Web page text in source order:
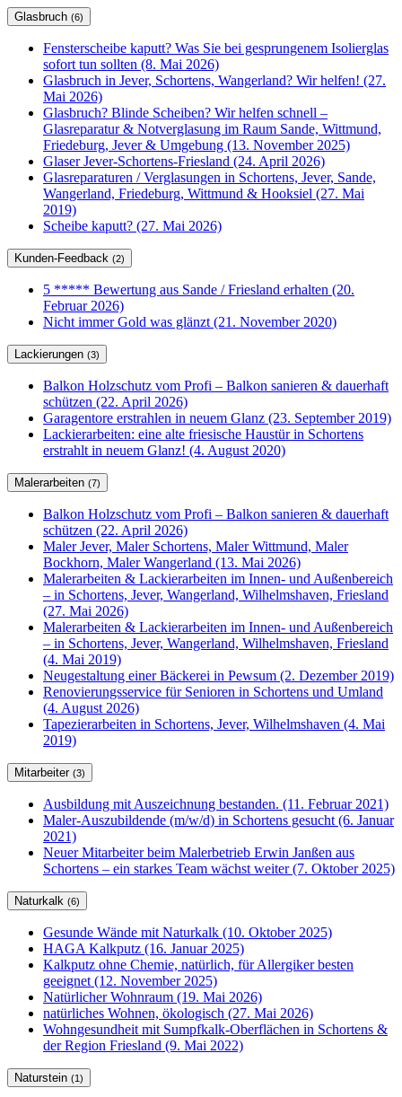
Glasbruch (6)
Fensterscheibe kaputt? Was Sie bei gesprungenem Isolierglas
sofort tun sollten (8. Mai 2026)
Glasbruch in Jever, Schortens, Wangerland? Wir helfen! (27.
Mai 2026)
Glasbruch? Blinde Scheiben? Wir helfen schnell –
Glasreparatur & Notverglasung im Raum Sande, Wittmund,
Friedeburg, Jever & Umgebung (13. November 2025)
Glaser Jever-Schortens-Friesland (24. April 2026)
Glasreparaturen / Verglasungen in Schortens, Jever, Sande,
Wangerland, Friedeburg, Wittmund & Hooksiel (27. Mai
2019)
Scheibe kaputt? (27. Mai 2026)
Kunden-Feedback (2)
5 ***** Bewertung aus Sande / Friesland erhalten (20.
Februar 2026)
Nicht immer Gold was glänzt (21. November 2020)
Lackierungen (3)
Balkon Holzschutz vom Profi – Balkon sanieren & dauerhaft
schützen (22. April 2026)
Garagentore erstrahlen in neuem Glanz (23. September 2019)
Lackierarbeiten: eine alte friesische Haustür in Schortens
erstrahlt in neuem Glanz! (4. August 2020)
Malerarbeiten (7)
Balkon Holzschutz vom Profi – Balkon sanieren & dauerhaft
schützen (22. April 2026)
Maler Jever, Maler Schortens, Maler Wittmund, Maler
Bockhorn, Maler Wangerland (13. Mai 2026)
Malerarbeiten & Lackierarbeiten im Innen- und Außenbereich
– in Schortens, Jever, Wangerland, Wilhelmshaven, Friesland
(27. Mai 2026)
Malerarbeiten & Lackierarbeiten im Innen- und Außenbereich
– in Schortens, Jever, Wangerland, Wilhelmshaven, Friesland
(4. Mai 2019)
Neugestaltung einer Bäckerei in Pewsum (2. Dezember 2019)
Renovierungsservice für Senioren in Schortens und Umland
(4. August 2026)
Tapezierarbeiten in Schortens, Jever, Wilhelmshaven (4. Mai
2019)
Mitarbeiter (3)
Ausbildung mit Auszeichnung bestanden. (11. Februar 2021)
Maler-Auszubildende (m/w/d) in Schortens gesucht (6. Januar
2021)
Neuer Mitarbeiter beim Malerbetrieb Erwin Janßen aus
Schortens – ein starkes Team wächst weiter (7. Oktober 2025)
Naturkalk (6)
Gesunde Wände mit Naturkalk (10. Oktober 2025)
HAGA Kalkputz (16. Januar 2025)
Kalkputz ohne Chemie, natürlich, für Allergiker besten
geeignet (12. November 2025)
Natürlicher Wohnraum (19. Mai 2026)
natürliches Wohnen, ökologisch (27. Mai 2026)
Wohngesundheit mit Sumpfkalk-Oberflächen in Schortens &
der Region Friesland (9. Mai 2022)
Naturstein (1)